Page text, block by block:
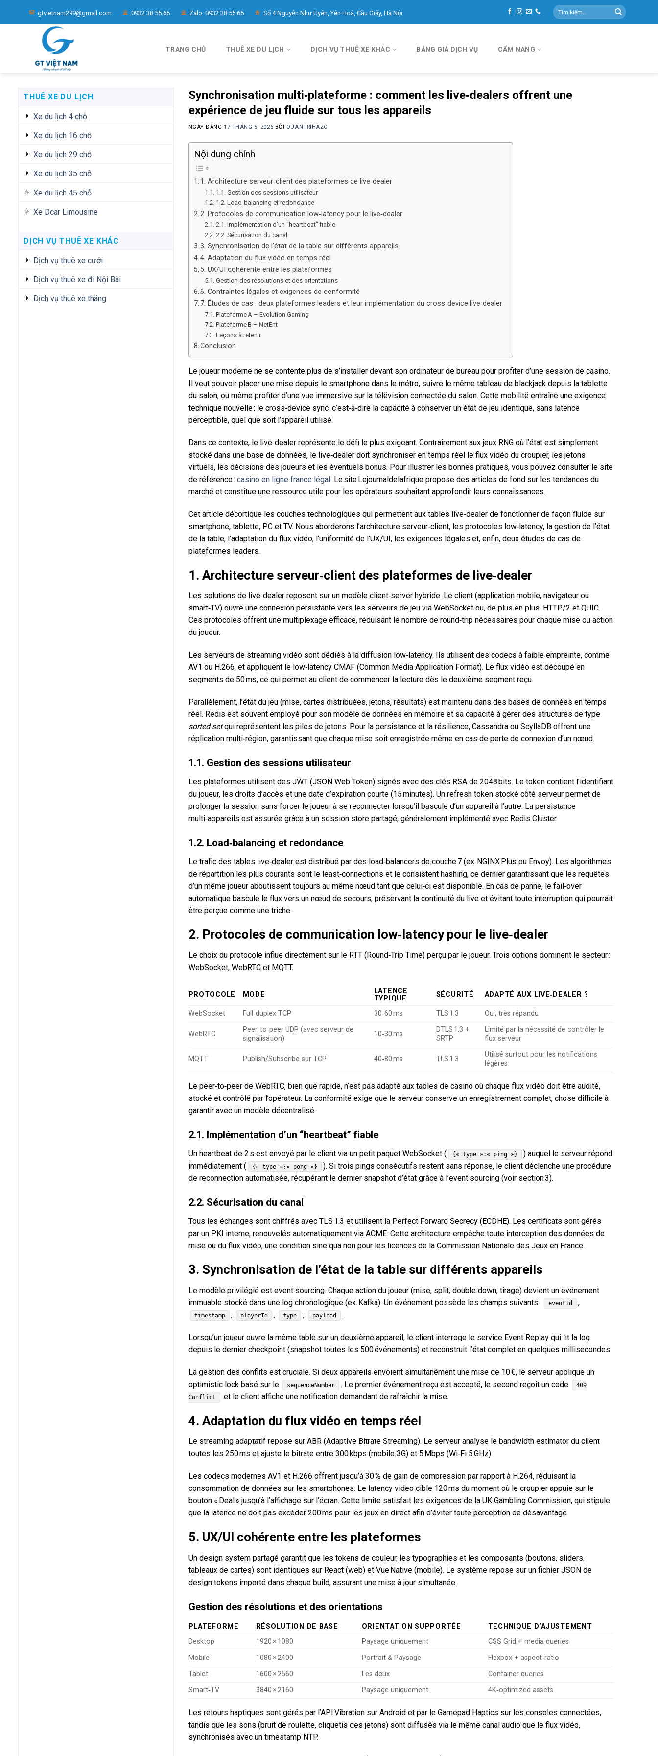
gtvietnam299@gmail.com 0932.38.55.66 Zalo: 0932.38.55.66 Số 4 Nguyễn Như Uyên, Yên Hoà, Cầu Giấy, Hà Nội
Tìm
kiếm:
TRANG CHỦ THUÊ XE DU LỊCH DỊCH VỤ THUÊ XE KHÁC BẢNG GIÁ DỊCH VỤ CẨM NANG
THUÊ XE DU LỊCH
Xe du lịch 4 chỗ
Xe du lịch 16 chỗ
Xe du lịch 29 chỗ
Xe du lịch 35 chỗ
Xe du lịch 45 chỗ
Xe Dcar Limousine
DỊCH VỤ THUÊ XE KHÁC
Dịch vụ thuê xe cưới
Dịch vụ thuê xe đi Nội Bài
Dịch vụ thuê xe tháng
Synchronisation multi‑plateforme : comment les live‑dealers offrent une
expérience de jeu fluide sur tous les appareils
NGÀY ĐĂNG17 THÁNG 5, 2026 BỞI QUANTRIHAZO
Nội dung chính
1. Architecture serveur‑client des plateformes de live‑dealer
1.1. Gestion des sessions utilisateur
1.2. Load‑balancing et redondance
2. Protocoles de communication low‑latency pour le live‑dealer
2.1. Implémentation d’un “heartbeat” fiable
2.2. Sécurisation du canal
3. Synchronisation de l’état de la table sur différents appareils
4. Adaptation du flux vidéo en temps réel
5. UX/UI cohérente entre les plateformes
Gestion des résolutions et des orientations
6. Contraintes légales et exigences de conformité
7. Études de cas : deux plateformes leaders et leur implémentation du cross‑device live‑dealer
Plateforme A – Evolution Gaming
Plateforme B – NetEnt
Leçons à retenir
Conclusion
Le joueur moderne ne se contente plus de s’installer devant son ordinateur de bureau pour profiter d’une session de casino.
Il veut pouvoir placer une mise depuis le smartphone dans le métro, suivre le même tableau de blackjack depuis la tablette
du salon, ou même profiter d’une vue immersive sur la télévision connectée du salon. Cette mobilité entraîne une exigence
technique nouvelle : le cross‑device sync, c’est‑à‑dire la capacité à conserver un état de jeu identique, sans latence
perceptible, quel que soit l’appareil utilisé.
Dans ce contexte, le live‑dealer représente le défi le plus exigeant. Contrairement aux jeux RNG où l’état est simplement
stocké dans une base de données, le live‑dealer doit synchroniser en temps réel le flux vidéo du croupier, les jetons
virtuels, les décisions des joueurs et les éventuels bonus. Pour illustrer les bonnes pratiques, vous pouvez consulter le site
de référence : casino en ligne france légal. Le site Lejournaldelafrique propose des articles de fond sur les tendances du
marché et constitue une ressource utile pour les opérateurs souhaitant approfondir leurs connaissances.
Cet article décortique les couches technologiques qui permettent aux tables live‑dealer de fonctionner de façon fluide sur
smartphone, tablette, PC et TV. Nous aborderons l’architecture serveur‑client, les protocoles low‑latency, la gestion de l’état
de la table, l’adaptation du flux vidéo, l’uniformité de l’UX/UI, les exigences légales et, enfin, deux études de cas de
plateformes leaders.
1. Architecture serveur‑client des plateformes de live‑dealer
Les solutions de live‑dealer reposent sur un modèle client‑server hybride. Le client (application mobile, navigateur ou
smart‑TV) ouvre une connexion persistante vers les serveurs de jeu via WebSocket ou, de plus en plus, HTTP/2 et QUIC.
Ces protocoles offrent une multiplexage efficace, réduisant le nombre de round‑trip nécessaires pour chaque mise ou action
du joueur.
Les serveurs de streaming vidéo sont dédiés à la diffusion low‑latency. Ils utilisent des codecs à faible empreinte, comme
AV1 ou H.266, et appliquent le low‑latency CMAF (Common Media Application Format). Le flux vidéo est découpé en
segments de 50 ms, ce qui permet au client de commencer la lecture dès le deuxième segment reçu.
Parallèlement, l’état du jeu (mise, cartes distribuées, jetons, résultats) est maintenu dans des bases de données en temps
réel. Redis est souvent employé pour son modèle de données en mémoire et sa capacité à gérer des structures de type
sorted setqui représentent les piles de jetons. Pour la persistance et la résilience, Cassandra ou ScyllaDB offrent une
réplication multi‑région, garantissant que chaque mise soit enregistrée même en cas de perte de connexion d’un nœud.
1.1. Gestion des sessions utilisateur
Les plateformes utilisent des JWT (JSON Web Token) signés avec des clés RSA de 2048 bits. Le token contient l’identifiant
du joueur, les droits d’accès et une date d’expiration courte (15 minutes). Un refresh token stocké côté serveur permet de
prolonger la session sans forcer le joueur à se reconnecter lorsqu’il bascule d’un appareil à l’autre. La persistance
multi‑appareils est assurée grâce à un session store partagé, généralement implémenté avec Redis Cluster.
1.2. Load‑balancing et redondance
Le trafic des tables live‑dealer est distribué par des load‑balancers de couche 7 (ex. NGINX Plus ou Envoy). Les algorithmes
de répartition les plus courants sont le least‑connections et le consistent hashing, ce dernier garantissant que les requêtes
d’un même joueur aboutissent toujours au même nœud tant que celui‑ci est disponible. En cas de panne, le fail‑over
automatique bascule le flux vers un nœud de secours, préservant la continuité du live et évitant toute interruption qui pourrait
être perçue comme une triche.
2. Protocoles de communication low‑latency pour le live‑dealer
Le choix du protocole influe directement sur le RTT (Round‑Trip Time) perçu par le joueur. Trois options dominent le secteur :
WebSocket, WebRTC et MQTT.
PROTOCOLE MODE
LATENCE
TYPIQUE
SÉCURITÉ ADAPTÉ AUX LIVE‑DEALER ?
WebSocket Full‑duplex TCP 30‑60 ms TLS 1.3 Oui, très répandu
WebRTC
Peer‑to‑peer UDP (avec serveur de
signalisation)
10‑30 ms
DTLS 1.3 +
SRTP
Limité par la nécessité de contrôler le
flux serveur
MQTT Publish/Subscribe sur TCP 40‑80 ms TLS 1.3
Utilisé surtout pour les notifications
légères
Le peer‑to‑peer de WebRTC, bien que rapide, n’est pas adapté aux tables de casino où chaque flux vidéo doit être audité,
stocké et contrôlé par l’opérateur. La conformité exige que le serveur conserve un enregistrement complet, chose difficile à
garantir avec un modèle décentralisé.
2.1. Implémentation d’un “heartbeat” fiable
Un heartbeat de 2 s est envoyé par le client via un petit paquet WebSocket ( {« type »:« ping »}
) auquel le serveur répond
immédiatement (
{« type »:« pong »}
). Si trois pings consécutifs restent sans réponse, le client déclenche une procédure
de reconnection automatisée, récupérant le dernier snapshot d’état grâce à l’event sourcing (voir section 3).
2.2. Sécurisation du canal
Tous les échanges sont chiffrés avec TLS 1.3 et utilisent la Perfect Forward Secrecy (ECDHE). Les certificats sont gérés
par un PKI interne, renouvelés automatiquement via ACME. Cette architecture empêche toute interception des données de
mise ou du flux vidéo, une condition sine qua non pour les licences de la Commission Nationale des Jeux en France.
3. Synchronisation de l’état de la table sur différents appareils
Le modèle privilégié est event sourcing. Chaque action du joueur (mise, split, double down, tirage) devient un événement
immuable stocké dans une log chronologique (ex. Kafka). Un événement possède les champs suivants :
eventId ,
timestamp , playerId , type , payload .
Lorsqu’un joueur ouvre la même table sur un deuxième appareil, le client interroge le service Event Replay qui lit la log
depuis le dernier checkpoint (snapshot toutes les 500 événements) et reconstruit l’état complet en quelques millisecondes.
La gestion des conflits est cruciale. Si deux appareils envoient simultanément une mise de 10 €, le serveur applique un
optimistic lock basé sur le
sequenceNumber . Le premier événement reçu est accepté, le second reçoit un code
409
Conflict
et le client affiche une notification demandant de rafraîchir la mise.
4. Adaptation du flux vidéo en temps réel
Le streaming adaptatif repose sur ABR (Adaptive Bitrate Streaming). Le serveur analyse le bandwidth estimator du client
toutes les 250 ms et ajuste le bitrate entre 300 kbps (mobile 3G) et 5 Mbps (Wi‑Fi 5 GHz).
Les codecs modernes AV1 et H.266 offrent jusqu’à 30 % de gain de compression par rapport à H.264, réduisant la
consommation de données sur les smartphones. Le latency video cible 120 ms du moment où le croupier appuie sur le
bouton « Deal » jusqu’à l’affichage sur l’écran. Cette limite satisfait les exigences de la UK Gambling Commission, qui stipule
que la latence ne doit pas excéder 200 ms pour les jeux en direct afin d’éviter toute perception de désavantage.
5. UX/UI cohérente entre les plateformes
Un design system partagé garantit que les tokens de couleur, les typographies et les composants (boutons, sliders,
tableaux de cartes) sont identiques sur React (web) et Vue Native (mobile). Le système repose sur un fichier JSON de
design tokens importé dans chaque build, assurant une mise à jour simultanée.
Gestion des résolutions et des orientations
PLATEFORME RÉSOLUTION DE BASE ORIENTATION SUPPORTÉE
TECHNIQUE D’AJUSTEMENT
Desktop
1920 × 1080 Paysage uniquement
CSS Grid + media queries
Mobile
1080 × 2400 Portrait & Paysage
Flexbox + aspect‑ratio
Tablet
1600 × 2560 Les deux
Container queries
Smart‑TV
3840 × 2160 Paysage uniquement 4K‑optimized assets
Les retours haptiques sont gérés par l’API Vibration sur Android et par le Gamepad Haptics sur les consoles connectées,
tandis que les sons (bruit de roulette, cliquetis des jetons) sont diffusés via le même canal audio que le flux vidéo,
synchronisés avec un timestamp NTP.